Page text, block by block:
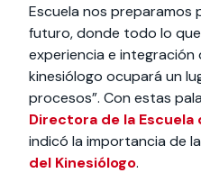
Escuela nos preparamos
futuro, donde todo lo
experiencia e integración
kinesiólogo ocupará un
procesos”. Con estas
Directora de la Escuela
indicó la importancia de
del Kinesiólogo.